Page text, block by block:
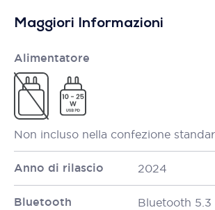
Maggiori Informazioni
Alimentatore
Non incluso nella confezione
Anno di rilascio 2024
Bluetooth Bluetooth 5.3